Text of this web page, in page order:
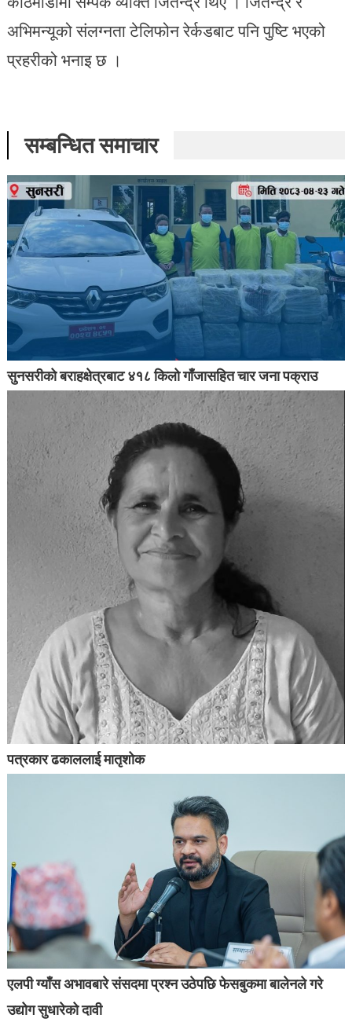
अभिमन्यूको संलग्नता टेलिफोन रेर्कडबाट पनि पुष्टि भएको
प्रहरीको भनाइ छ ।
सम्बन्धित समाचार
सुनसरीको बराहक्षेत्रबाट ४१८ किलो गाँजासहित चार जना पक्राउ
पत्रकार ढकाललाई मातृशोक
एलपी ग्याँस अभावबारे संसदमा प्रश्न उठेपछि फेसबुकमा बालेनले गरे
उद्योग सुधारेको दावी